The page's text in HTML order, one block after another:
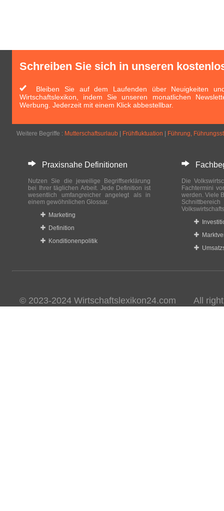
Schreiben Sie sich in unseren
Bleiben Sie auf dem Laufenden über Neuigkeiten
Wirtschaftslexikon, indem Sie unseren monatlichen
Werbung. Jederzeit mit einem Klick abbestellbar.
Weitere Begriffe : Mutterschaftsurlaub Frühfluktuation Führung,
Praxisnahe Definitionen
Nutzen Sie die jeweilige Begriffserklärung
bei Ihrer täglichen Arbeit. Jede Definition ist
wesentlich umfangreicher angelegt als in
einem gewöhnlichen Glossar.
Marketing
Definition
Konditionenpolitik
Die
Fachtermini
werden. Viele
© 2023-2024 Wirtschaftslexikon24.com All